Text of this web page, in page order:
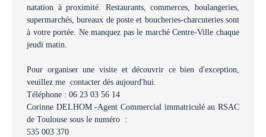
natation à proximité. Restaurants, commerces, boulangeries,
supermarchés, bureaux de poste et boucheries-charcuteries sont
à votre portée. Ne manquez pas le marché Centre-Ville chaque
jeudi matin.
Pour organiser une visite et découvrir ce bien d'exception,
veuillez me contacter dès aujourd'hui.
Téléphone : 06 23 03 56 14
Corinne DELHOM -Agent Commercial immatriculé au RSAC
de Toulouse sous le numéro :
535 003 370